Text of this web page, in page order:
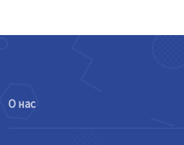
О нас